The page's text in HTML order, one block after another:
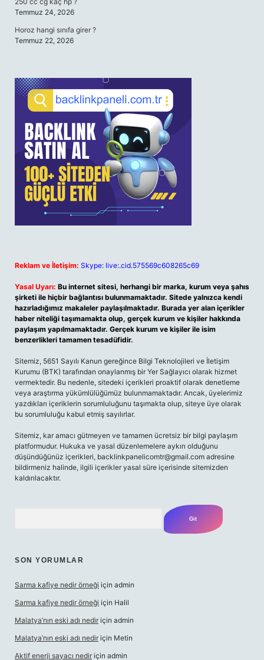
Temmuz 24, 2026
Horoz hangi sınıfa girer ?
Temmuz 22, 2026
Reklam ve İletişim: Skype: live:.cid.575569c608265c69
Yasal Uyarı: Bu internet sitesi, herhangi bir marka, kurum veya şahıs
şirketi ile hiçbir bağlantısı bulunmamaktadır. Sitede yalnızca kendi
hazırladığımız makaleler paylaşılmaktadır. Burada yer alan içerikler
haber niteliği taşımamakta olup, gerçek kurum ve kişiler hakkında
paylaşım yapılmamaktadır. Gerçek kurum ve kişiler ile isim
benzerlikleri tamamen tesadüfidir.
Sitemiz, 5651 Sayılı Kanun gereğince Bilgi Teknolojileri ve İletişim
Kurumu (BTK) tarafından onaylanmış bir Yer Sağlayıcı olarak hizmet
vermektedir. Bu nedenle, sitedeki içerikleri proaktif olarak denetleme
veya araştırma yükümlülüğümüz bulunmamaktadır. Ancak, üyelerimiz
yazdıkları içeriklerin sorumluluğunu taşımakta olup, siteye üye olarak
bu sorumluluğu kabul etmiş sayılırlar.
Sitemiz, kar amacı gütmeyen ve tamamen ücretsiz bir bilgi paylaşım
platformudur. Hukuka ve yasal düzenlemelere aykırı olduğunu
düşündüğünüz içerikleri, backlinkpanelicomtr@gmail.com adresine
bildirmeniz halinde, ilgili içerikler yasal süre içerisinde sitemizden
kaldırılacaktır.
SON YORUMLAR
Sarma kafiye nedir örneği için admin
Sarma kafiye nedir örneği için Halil
Malatya’nın eski adı nedir için admin
Malatya’nın eski adı nedir için Metin
Aktif enerji sayacı nedir için admin